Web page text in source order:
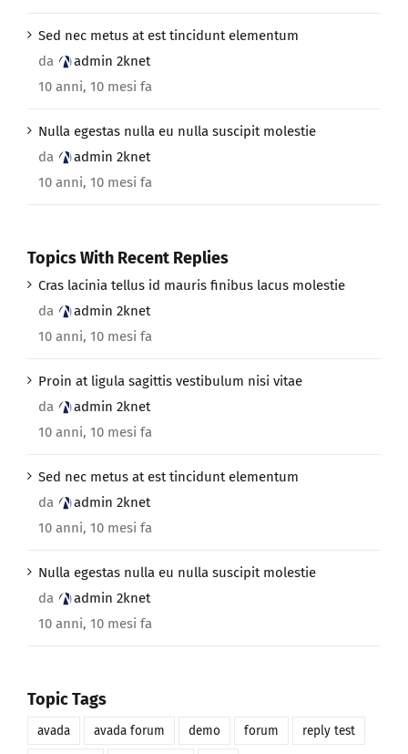
Sed nec metus at est tincidunt elementum
da
admin 2knet
10 anni, 10 mesi fa
Nulla egestas nulla eu nulla suscipit molestie
da
admin 2knet
10 anni, 10 mesi fa
Topics With Recent Replies
Cras lacinia tellus id mauris finibus lacus molestie
da
admin 2knet
10 anni, 10 mesi fa
Proin at ligula sagittis vestibulum nisi vitae
da
admin 2knet
10 anni, 10 mesi fa
Sed nec metus at est tincidunt elementum
da
admin 2knet
10 anni, 10 mesi fa
Nulla egestas nulla eu nulla suscipit molestie
da
admin 2knet
10 anni, 10 mesi fa
Topic Tags
avada avada forum demo forum reply test